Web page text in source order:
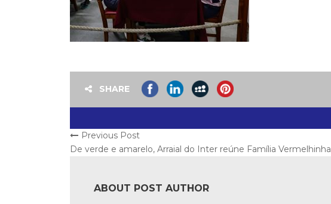
SHARE
Previous Post
De verde e amarelo, Arraial do Inter reúne Família Vermelhinha
ABOUT POST AUTHOR